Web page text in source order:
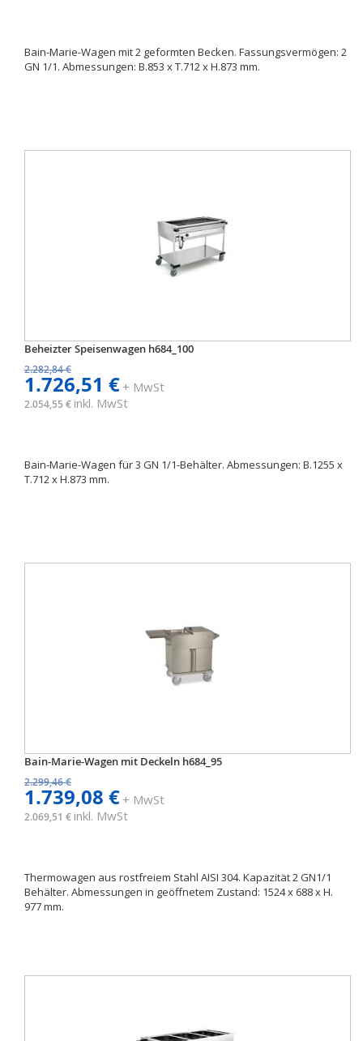
Bain-Marie-Wagen mit 2 geformten Becken. Fassungsvermögen: 2
GN 1/1. Abmessungen: B.853 x T.712 x H.873 mm.
Beheizter Speisenwagen h684_100
2.282,84 €
1.726,51 €+ MwSt
2.054,55 € inkl. MwSt
Bain-Marie-Wagen für 3 GN 1/1-Behälter. Abmessungen: B.1255 x
T.712 x H.873 mm.
Bain-Marie-Wagen mit Deckeln h684_95
2.299,46 €
1.739,08 €+ MwSt
2.069,51 € inkl. MwSt
Thermowagen aus rostfreiem Stahl AISI 304. Kapazität 2 GN1/1
Behälter. Abmessungen in geöffnetem Zustand: 1524 x 688 x H.
977 mm.